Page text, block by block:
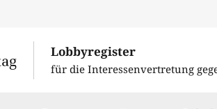
Lobbyregister
für die Interessenvertretung